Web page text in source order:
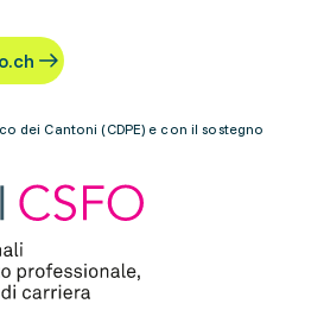
dei Cantoni (CDPE) e con il sostegno